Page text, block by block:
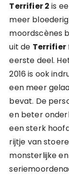
Terrifier 2 is
meer
moordscènes
uit de Terrifier
eerste deel.
2016 is ook
een meer
bevat. De
en beter
een sterk
rijtje van
monsterlijke